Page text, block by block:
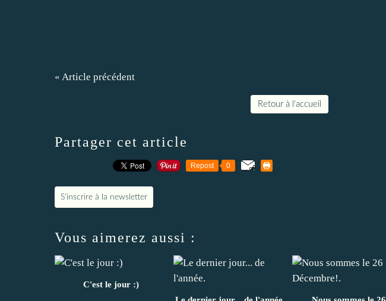
« Article précédent
Retour à l'accueil
Partager cet article
Repost 0
S'inscrire à la newsletter
Vous aimerez aussi :
C'est le jour :)